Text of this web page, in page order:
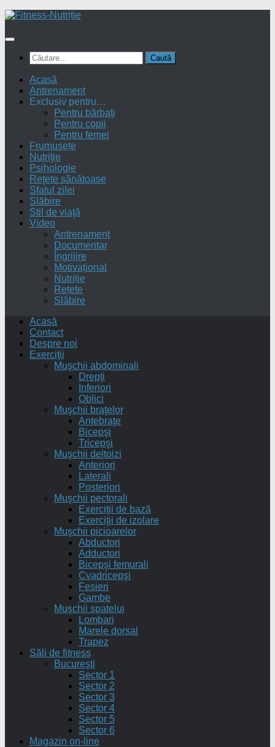
Skip
content
Caută
după:
Acasă
Antrenament
Exclusiv pentru…
Pentru bărbaţi
Pentru copii
Pentru femei
Frumusețe
Nutriţie
Psihologie
Reţete sănătoase
Sfatul zilei
Slăbire
Stil de viaţă
Video
Antrenament
Documentar
Îngrijire
Motivațional
Nutriție
Rețete
Slăbire
Acasă
Contact
Despre noi
Exerciţii
Muşchii abdominali
Drepţi
Inferiori
Oblici
Muşchii braţelor
Antebraţe
Bicepşi
Tricepşi
Muşchii deltoizi
Anteriori
Laterali
Posteriori
Muşchii pectorali
Exerciţii de bază
Exerciţii de izolare
Muşchii picioarelor
Abductori
Adductori
Bicepşi femurali
Cvadricepşi
Fesieri
Gambe
Muşchii spatelui
Lombari
Marele dorsal
Trapez
Săli de fitness
Bucureşti
Sector 1
Sector 2
Sector 3
Sector 4
Sector 5
Sector 6
Magazin on-line